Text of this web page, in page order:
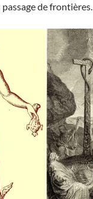
de frontières.